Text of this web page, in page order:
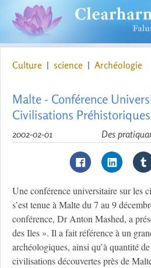
Culture | science | Archéologie
Malte - Conférence
Civilisations Préhistoriques
Des
2002-02-01
Une conférence universitaire sur les
s’est tenue à Malte du 7 au 9
conférence, Dr Anton Mashed, a
des Iles ». Il a fait référence à un
archéologiques, ainsi qu’à quantité
civilisations découvertes près de